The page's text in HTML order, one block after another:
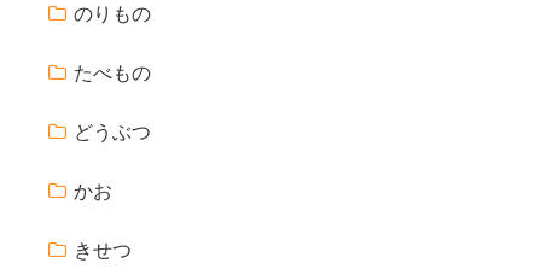
のりもの
たべもの
どうぶつ
かお
きせつ